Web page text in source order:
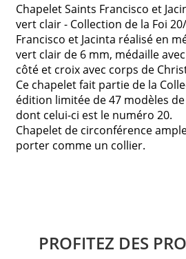
Chapelet Saints Francisco et
vert clair - Collection de la Foi
Francisco et Jacinta réalisé en
vert clair de 6 mm, médaille
côté et croix avec corps de
Ce chapelet fait partie de la
édition limitée de 47 modèles
dont celui-ci est le numéro 20.
Chapelet de circonférence
porter comme un collier.
PROFITEZ DES